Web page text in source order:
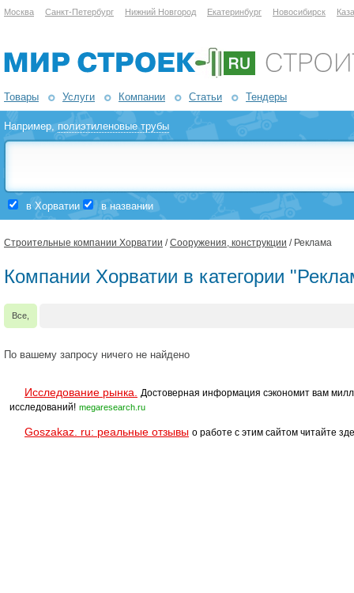
Москва Санкт-Петербург Нижний Новгород Екатеринбург Новосибирск
Товары Услуги Компании Статьи Тендеры
Например,полиэтиленовые трубы
в Хорватии в названии
Строительные компании Хорватии /Сооружения, конструкции / Реклама
Компании Хорватии в категории
Все,
По вашему запросу ничего не найдено
Исследование рынка.
Достоверная информация сэкономит вам
исследований! megaresearch.ru
Goszakaz. ru: реальные отзывы о работе с этим сайтом читайте